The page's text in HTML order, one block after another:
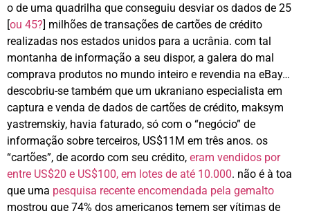
o de uma quadrilha que conseguiu desviar os dados de 25
[ou 45?] milhões de transações de cartões de crédito
realizadas nos estados unidos para a ucrânia. com tal
montanha de informação a seu dispor, a galera do mal
comprava produtos no mundo inteiro e revendia na eBay…
descobriu-se também que um ukraniano especialista em
captura e venda de dados de cartões de crédito, maksym
yastremskiy, havia faturado, só com o “negócio” de
informação sobre terceiros, US$11M em três anos. os
“cartões”, de acordo com seu crédito, eram vendidos por
entre US$20 e US$100, em lotes de até 10.000. não é à toa
que uma pesquisa recente encomendada pela gemalto
mostrou que 74% dos americanos temem ser vítimas de